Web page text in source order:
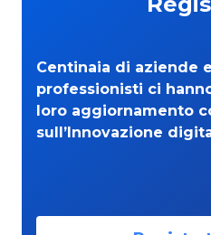
Centinaia di aziende
professionisti ci
loro aggiornamento
sull’Innovazione